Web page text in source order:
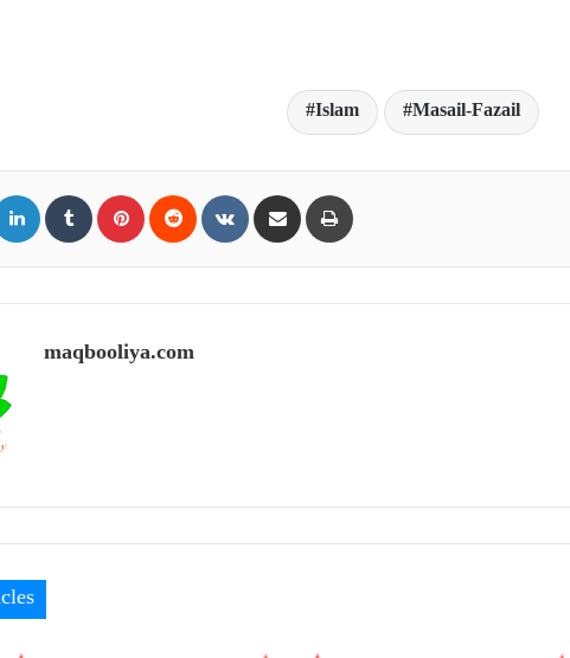
Islam Masail-Fazail
maqbooliya.com